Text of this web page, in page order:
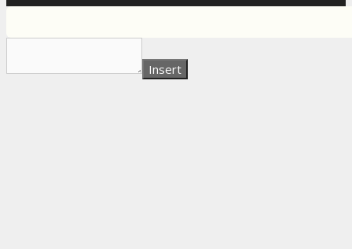
Insert